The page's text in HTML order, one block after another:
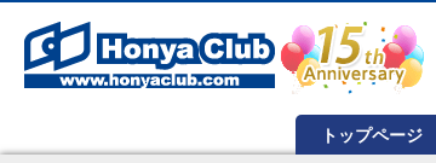
トップページ